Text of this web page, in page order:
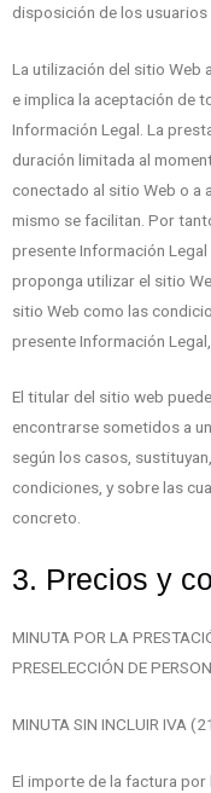
disposición de los usuarios
La utilización del sitio Web
e implica la aceptación de
Información Legal. La
duración limitada al
conectado al sitio Web o a
mismo se facilitan. Por
presente Información Legal
proponga utilizar el sitio
sitio Web como las
presente Información
El titular del sitio web
encontrarse sometidos a
según los casos,
condiciones, y sobre las
concreto.
3. Precios y
MINUTA POR LA
PRESELECCIÓN DE
MINUTA SIN INCLUIR IVA
El importe de la factura